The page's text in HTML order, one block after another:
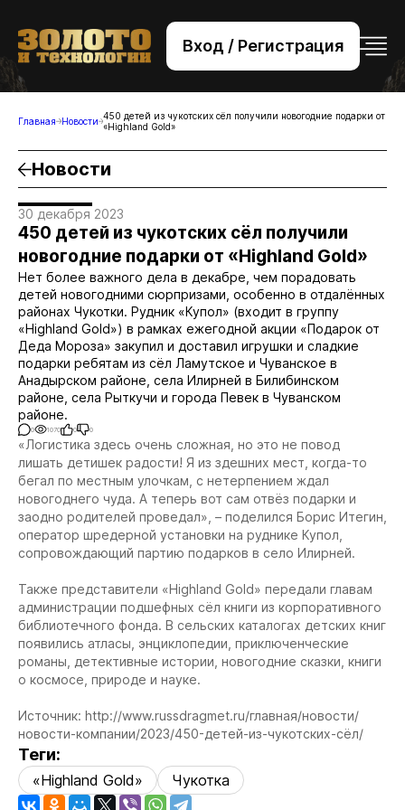
Вход / Регистрация
+7 (495) 221-76-32
bsv@zolteh.ru
Главная Новости 450 детей из чукотских сёл получили новогодние подарки от
«Highland Gold»
Новости
30 декабря 2023
450 детей из чукотских сёл получили
новогодние подарки от «Highland Gold»
Нет более важного дела в декабре, чем порадовать
детей новогодними сюрпризами, особенно в отдалённых
районах Чукотки. Рудник «Купол» (входит в группу
«Highland Gold») в рамках ежегодной акции «Подарок от
Деда Мороза» закупил и доставил игрушки и сладкие
подарки ребятам из сёл Ламутское и Чуванское в
Анадырском районе, села Илирней в Билибинском
районе, села Рыткучи и города Певек в Чуванском
районе.
0 1070 0 0
«Логистика здесь очень сложная, но это не повод
лишать детишек радости! Я из здешних мест, когда-то
бегал по местным улочкам, с нетерпением ждал
новогоднего чуда. А теперь вот сам отвёз подарки и
заодно родителей проведал», – поделился Борис Итегин,
оператор шредерной установки на руднике Купол,
сопровождающий партию подарков в село Илирней.
Также представители «Highland Gold» передали главам
администрации подшефных сёл книги из корпоративного
библиотечного фонда. В сельских каталогах детских книг
появились атласы, энциклопедии, приключенческие
романы, детективные истории, новогодние сказки, книги
о космосе, природе и науке.
Источник: http://www.russdragmet.ru/главная/новости/
новости-компании/2023/450-детей-из-чукотских-сёл/
Теги:
«Highland Gold» Чукотка